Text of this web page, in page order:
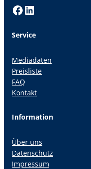
Facebook LinkedIn
Service
Mediadaten
Preisliste
FAQ
Kontakt
Information
Über uns
Datenschutz
Impressum